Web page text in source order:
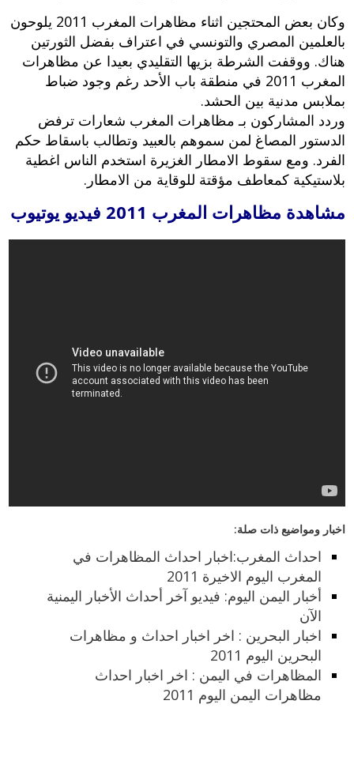
وكان بعض المحتجين اثناء مظاهرات المغرب 2011 يلوحون
بالعلمين المصري والتونسي في اعتراف بفضل الثورتين
هناك. ووقفت الشرطة بزيها التقليدي بعيدا عن مظاهرات
المغرب 2011 في منطقة باب الأحد رغم وجود ضباط
بملابس مدنية بين الحشد.
وردد المشاركون بـ مظاهرات المغرب شعارات ترفض
الدستور المصاغ لمن سموهم بالعبيد وتطالب باسقاط حكم
الفرد. ومع سقوط الامطار الغزيرة استخدم الناس اغطية
بلاستيكية كمعاطف مؤقتة للوقاية من الامطار .
مشاهدة مظاهرات المغرب 2011 فيديو يوتيوب
اخبار ومواضيع ذات صلة:
احداث المغرب:اخبار احداث المظاهرات في
المغرب اليوم الاخيرة 2011
أخبار اليمن اليوم: فيديو آخر أحداث الأخبار اليمنية
الآن
اخبار البحرين : اخر اخبار احداث و مظاهرات
البحرين اليوم 2011
المظاهرات في اليمن : اخر اخبار احداث
مظاهرات اليمن اليوم 2011